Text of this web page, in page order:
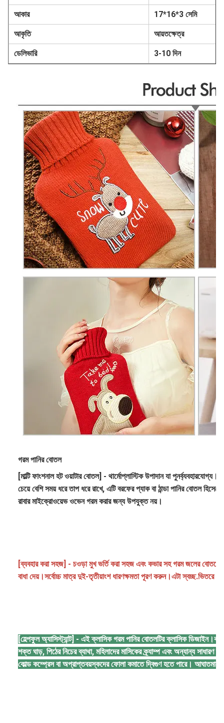
আকার 17*16*3 সেমি
আকৃতি আয়তক্ষেত্র
ডেলিভারি 3-10 দিন
গরম পানির বোতল
[মাল্টি ফাংশনাল হট ওয়াটার বোতল] - থার্মোপ্লাস্টিক উপাদান যা
চেয়ে বেশি সময় ধরে তাপ ধরে রাখে, এটি বরফের প্যাক বা ঠান্ডা পানির বোতল
রাবার মাইক্রোওয়েভ ওভেন গরম করার জন্য উপযুক্ত নয়।
[ব্যবহার করা সহজ] - চওড়া মুখ ভর্তি করা সহজ এবং কভার সহ গরম জলের বোতলের
বাধা দেয়।সর্বোচ্চ মাত্র দুই-তৃতীয়াংশ ধারণক্ষমতা পূরণ করুন।এটা
[হেল্পফুল অ্যাসিস্ট্যান্ট] - এই ক্লাসিক গরম পানির বোতলটির ক্লাসিক
শক্ত ঘাড়, পিঠের নিচের ব্যাথা, মহিলাদের মাসিকের ক্র্যাম্প এবং অন্যান্য
কোল্ড কম্প্রেস বা অপ্রাপ্তবয়স্কদের ফোলা কমাতে দ্বিগুণ হতে পারে।